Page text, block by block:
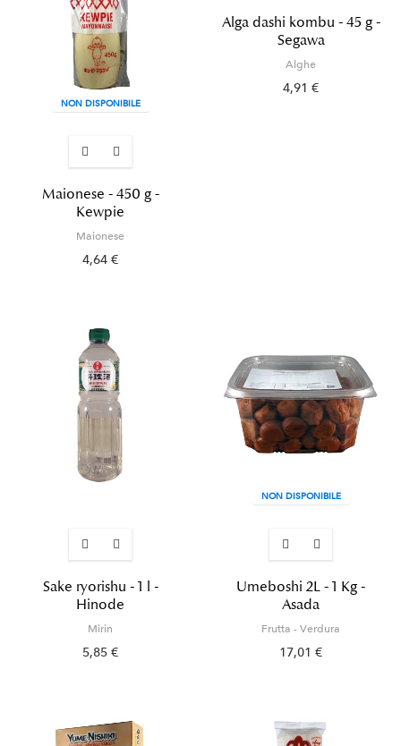
NON DISPONIBILE
Maionese - 450 g -
Kewpie
Maionese
4,64 €
Alga dashi kombu - 45 g -
Segawa
Alghe
4,91 €
Sake ryorishu - 1 l -
Hinode
Mirin
5,85 €
NON DISPONIBILE
Umeboshi 2L - 1 Kg -
Asada
Frutta - Verdura
17,01 €